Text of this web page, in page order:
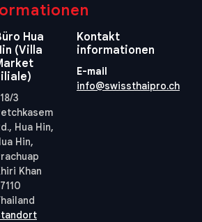
Hua
(Villa
3
Hua Hin,
Hin,
Khan
Kontakt
informationen
E-mail
info@swissthaipro.ch